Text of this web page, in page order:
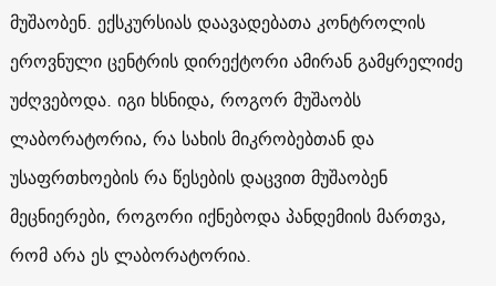
მუშაობენ. ექსკურსიას დაავადებათა კონტროლის
ეროვნული ცენტრის დირექტორი ამირან გამყრელიძე
უძღვებოდა. იგი ხსნიდა, როგორ მუშაობს
ლაბორატორია, რა სახის მიკრობებთან და
უსაფრთხოების რა წესების დაცვით მუშაობენ
მეცნიერები, როგორი იქნებოდა პანდემიის მართვა,
რომ არა ეს ლაბორატორია.